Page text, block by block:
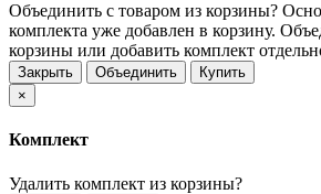
Объединить с товаром из корзины?
комплекта уже добавлен в корзину.
корзины или добавить комплект
Закрыть Объединить
Купить
×
Комплект
Удалить комплект из корзины?